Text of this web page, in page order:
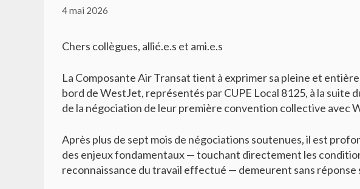
4 mai 2026
Chers collègues, allié.e.s et ami.e.s
La Composante Air Transat tient à exprimer sa pleine et
bord de WestJet, représentés par CUPE Local 8125, à la suite
de la négociation de leur première convention collective avec
Après plus de sept mois de négociations soutenues, il est
des enjeux fondamentaux — touchant directement les
reconnaissance du travail effectué — demeurent sans réponse